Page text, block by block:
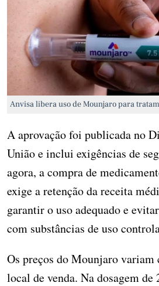
Anvisa libera uso de Mounjaro para
A aprovação foi publicada no
União e inclui exigências de
agora, a compra de
exige a retenção da receita
garantir o uso adequado e
com substâncias de uso
Os preços do Mounjaro variam
local de venda. Na dosagem de